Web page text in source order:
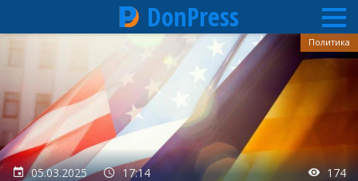
Перейти
содержанию
DonPress
05.03.2025 17:14 174
Политика